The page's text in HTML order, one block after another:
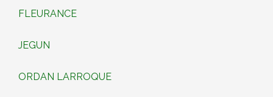
FLEURANCE
JEGUN
ORDAN LARROQUE